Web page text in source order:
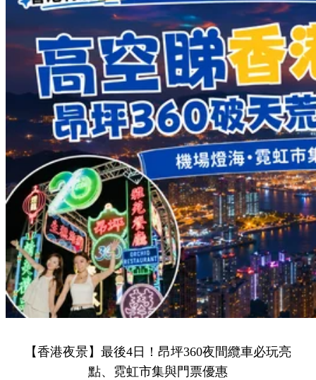
【香港夜景】最後4日！昂坪360夜間纜車必玩亮
點、霓虹市集與門票優惠